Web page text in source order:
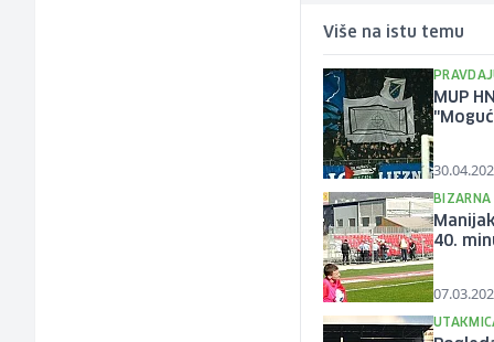
Više na istu temu
MUP
BIZARNA
40.